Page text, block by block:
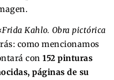
Frida Kahlo. Obra pictórica
como mencionamos
con 152 pinturas
páginas de su